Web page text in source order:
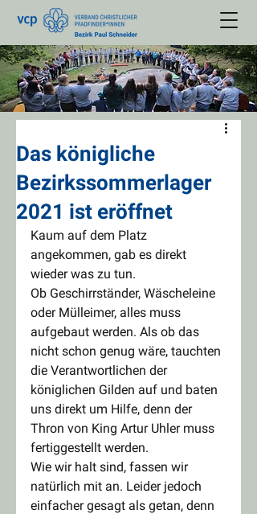
Das königliche
Bezirkssommerlager
2021 ist eröffnet
Kaum auf dem Platz
angekommen, gab es direkt
wieder was zu tun.
Ob Geschirrständer, Wäscheleine
oder Mülleimer, alles muss
aufgebaut werden. Als ob das
nicht schon genug wäre, tauchten
die Verantwortlichen der
königlichen Gilden auf und baten
uns direkt um Hilfe, denn der
Thron von King Artur Uhler muss
fertiggestellt werden.
Wie wir halt sind, fassen wir
natürlich mit an. Leider jedoch
einfacher gesagt als getan, denn